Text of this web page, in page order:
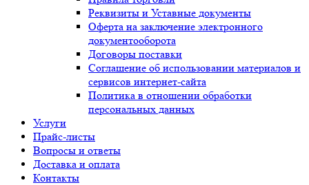
Реквизиты и Уставные документы
Оферта на заключение электронного
документооборота
Договоры поставки
Соглашение об использовании материалов и
сервисов интернет-сайта
Политика в отношении обработки
персональных данных
Услуги
Прайс-листы
Вопросы и ответы
Доставка и оплата
Контакты